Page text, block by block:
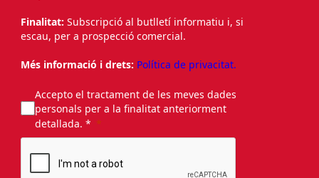
Finalitat: Subscripció al butlletí informatiu i, si
escau, per a prospecció comercial.
Més informació i drets: Política de privacitat.
Accepto el tractament de les meves dades
personals per a la finalitat anteriorment
detallada. *